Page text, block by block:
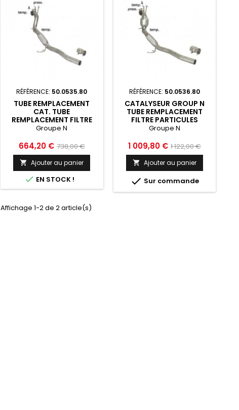
RÉFÉRENCE: 50.0535.80
TUBE REMPLACEMENT
CAT. TUBE
REMPLACEMENT FILTRE
PARTICULES GROUPE N EN
TYP 8P 2003 2013 -
50.0535.80
Groupe N
Prix
664,20 € Prix
de
base
738,00 €
 Ajouter au panier
 EN STOCK !
RÉFÉRENCE: 50.0536.80
CATALYSEUR GROUP N
TUBE REMPLACEMENT
FILTRE PARTICULES
GROUPE N EN INOX
8P 2003 2013 -
50.0536.80
Groupe N
Prix
1 009,80 € Prix
de
base
1 122,00 €
 Ajouter au panier
 Sur commande
Affichage 1-2 de 2 article(s)